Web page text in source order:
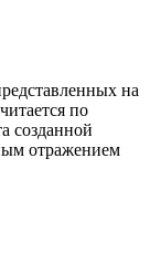
на
по
созданной
отражением